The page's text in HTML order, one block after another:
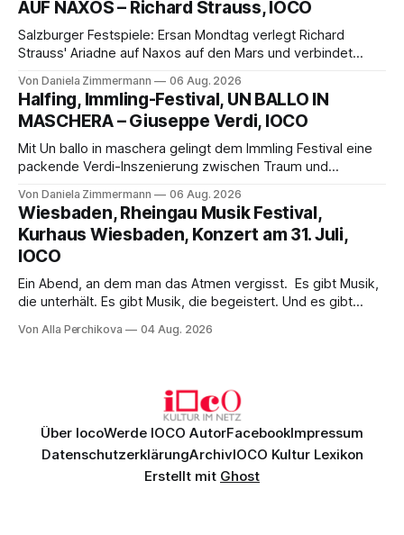
Franziskus.
AUF NAXOS – Richard Strauss, IOCO
Salzburger Festspiele: Ersan Mondtag verlegt Richard
Strauss' Ariadne auf Naxos auf den Mars und verbindet
Aufführung mit starken Solisten und den Wiener
Philharmonikern, szenisch bleibt der zweite Akt jedoch
hinter den Erwartungen zurück.
Von Daniela Zimmermann 06 Aug. 2026
Halfing, Immling-Festival, UN BALLO IN
MASCHERA – Giuseppe Verdi, IOCO
Mit Un ballo in maschera gelingt dem Immling Festival eine
packende Verdi-Inszenierung zwischen Traum und
psychologische Tiefe mit starken Bildern, getragen von
einem spielfreudigen Ensemble und einer musikalisch
überzeugenden Gesamtleistung.
Von Daniela Zimmermann 06 Aug. 2026
Wiesbaden, Rheingau Musik Festival,
Kurhaus Wiesbaden, Konzert am 31. Juli,
IOCO
Ein Abend, an dem man das Atmen vergisst. Es gibt Musik,
die unterhält. Es gibt Musik, die begeistert. Und es gibt
Genau so war der Abend im Kurhaus Wiesbaden, an dem
Von Alla Perchikova 04 Aug. 2026
Über IocoWerde IOCO AutorFacebookImpressum
DatenschutzerklärungArchivIOCO Kultur Lexikon
Erstellt mit Ghost